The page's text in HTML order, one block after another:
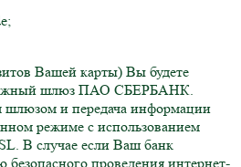
Вашей карты) Вы будете
шлюз ПАО СБЕРБАНК.
и передача информации
режиме с использованием
В случае если Ваш банк
безопасного проведения интернет-